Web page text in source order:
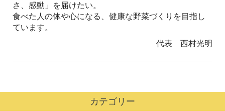
ブログ/お知らせ
特定商取引法に基づく表記
さ、感動」を届けたい。
食べた人の体や心になる、健康な野菜づくりを目指し
ています。
代表 西村光明
カテゴリー